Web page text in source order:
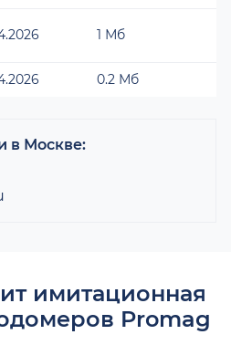
1 Мб
0.2 Мб
в Москве:
имитационная
Promag